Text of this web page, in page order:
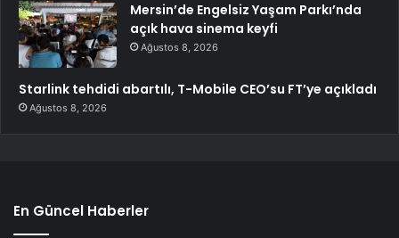
Mersin’de Engelsiz Yaşam Parkı’nda
açık hava sinema keyfi
Ağustos 8, 2026
Starlink tehdidi abartılı, T-Mobile CEO’su FT’ye açıkladı
Ağustos 8, 2026
En Güncel Haberler